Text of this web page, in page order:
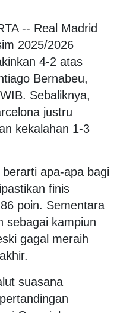
-- Real Madrid
2025/2026
4-2 atas
Bernabeu,
Sebaliknya,
justru
kekalahan 1-3
apa-apa bagi
finis
poin. Sementara
sebagai kampiun
gagal meraih
suasana